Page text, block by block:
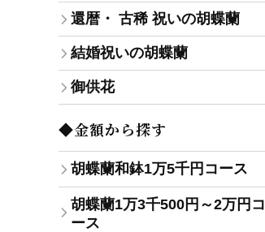
還暦・ 古稀 祝いの胡蝶蘭
結婚祝いの胡蝶蘭
御供花
◆金額から探す
胡蝶蘭和鉢1万5千円コース
胡蝶蘭1万3千500円～2万円コ
ース